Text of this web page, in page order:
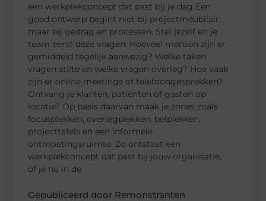
een werkplekconcept dat past bij je dag Een
goed ontwerp begint niet bij projectmeubilair,
maar bij gedrag en processen. Stel jezelf en je
team eerst deze vragen: Hoeveel mensen zijn er
gemiddeld tegelijk aanwezig? Welke taken
vragen stilte en welke vragen overleg? Hoe vaak
zijn er online meetings of telefoongesprekken?
Ontvang je klanten, patiënten of gasten op
locatie? Op basis daarvan maak je zones zoals
focusplekken, overlegplekken, belplekken,
projecttafels en een informele
ontmoetingsruimte. Zo ontstaat een
werkplekconcept dat past bij jouw organisatie,
of je nu in de
Gepubliceerd door Remonstranten